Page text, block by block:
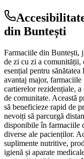
din Buntești
Farmaciile din Buntești,
de zi cu zi a comunității,
esențial pentru
avantaj major, farmaciile
cartierelor rezidențiale,
de comunitate. Această
să beneficieze rapid de
nevoiți să parcurgă
disponibile în farmaciile
diverse ale pacienților.
suplimente nutritive,
igienă și aparate